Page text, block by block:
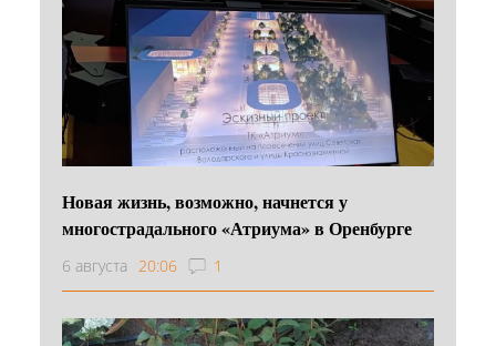
Новая жизнь, возможно, начнется у
многострадального «Атриума» в Оренбурге
6 августа 20:06 1